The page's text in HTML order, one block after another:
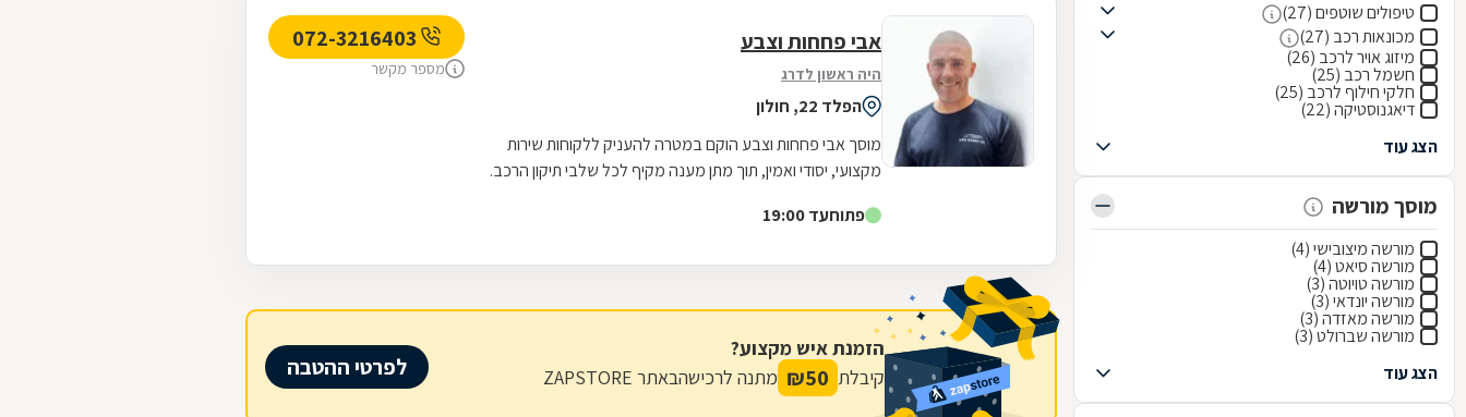
טיפולים שוטפים (27)
מכונאות רכב (27)
מיזוג אויר לרכב (26)
חשמל רכב (25)
חלקי חילוף לרכב (25)
דיאגנוסטיקה (22)
הצג עוד
מוסך מורשה
מורשה מיצובישי (4)
מורשה סיאט (4)
מורשה טויוטה (3)
מורשה יונדאי (3)
מורשה מאזדה (3)
מורשה שברולט (3)
הצג עוד
אבי פחחות וצבע
היה ראשון לדרג
הפלד 22, חולון
מוסך אבי פחחות וצבע הוקם במטרה להעניק ללקוחות שירות
מקצועי, יסודי ואמין, תוך מתן מענה מקיף לכל שלבי תיקון הרכב.
פתוחעד 19:00
מספר מקשר
הזמנת איש מקצוע?
קיבלת 50
₪ מתנה לרכישהבאתר ZAPSTORE לפרטי ההטבה